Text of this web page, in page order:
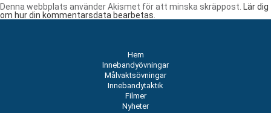
Denna webbplats använder Akismet för att minska skräppost. Lär dig
om hur din kommentarsdata bearbetas
Hem
Innebandyövningar
Målvaktsövningar
Innebandytaktik
Filmer
Nyheter